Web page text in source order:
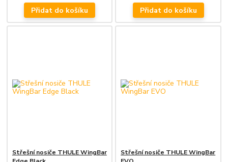
Přidat do košíku Přidat do košíku
Střešní nosiče THULE WingBar
Střešní nosiče THULE WingBar